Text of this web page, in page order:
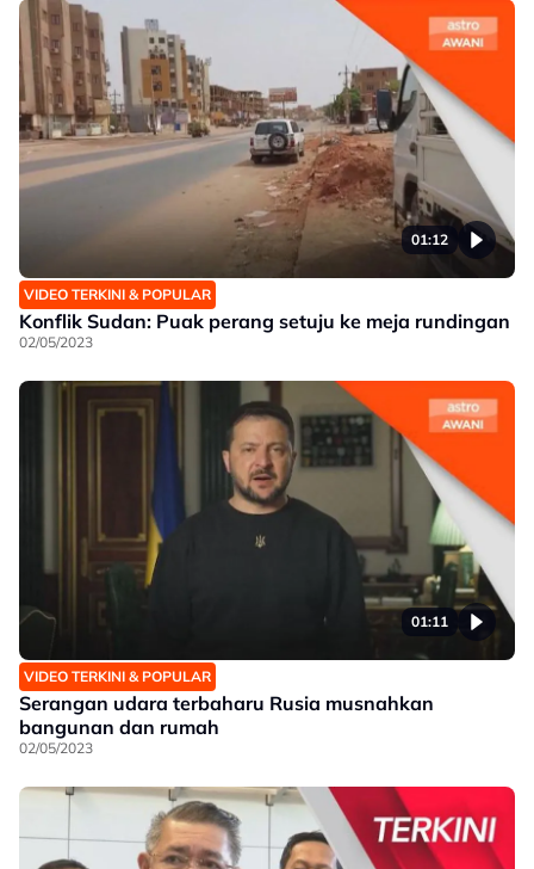
01:12
VIDEO TERKINI & POPULAR
Konflik Sudan: Puak perang setuju ke meja rundingan
02/05/2023
01:11
VIDEO TERKINI & POPULAR
Serangan udara terbaharu Rusia musnahkan
bangunan dan rumah
02/05/2023